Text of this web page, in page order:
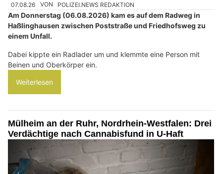
07.08.26 VON POLIZEI.NEWS REDAKTION
Am Donnerstag (06.08.2026) kam es auf dem Radweg in
Haßlinghausen zwischen Poststraße und Friedhofsweg zu
einem Unfall.
Dabei kippte ein Radlader um und klemmte eine Person mit
Beinen und Oberkörper ein.
Weiterlesen
Mülheim an der Ruhr, Nordrhein-Westfalen: Drei
Verdächtige nach Cannabisfund in U-Haft